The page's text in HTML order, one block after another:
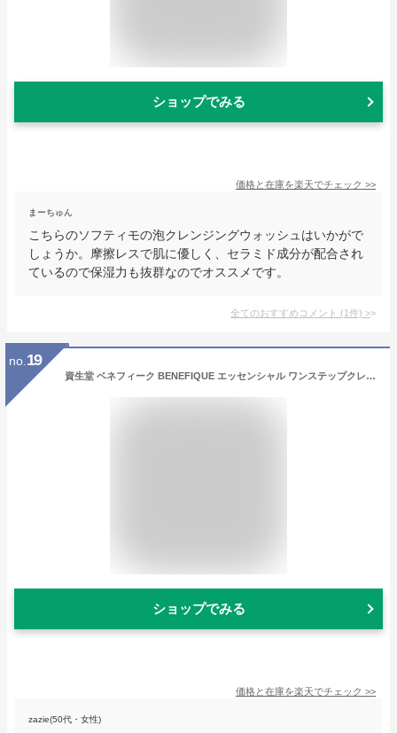
ショップでみる
価格と在庫を楽天でチェック >>
まーちゅん
こちらのソフティモの泡クレンジングウォッシュはいかがで
しょうか。摩擦レスで肌に優しく、セラミド成分が配合され
ているので保湿力も抜群なのでオススメです。
全てのおすすめコメント (1件) >
no. 19
資生堂 ベネフィーク BENEFIQUE エッセンシャル ワンステップクレンズ 本体(ポンプ付き)/詰め替え用(レフィル・詰替え) メイク落とし 洗顔料 W洗顔不要 毛穴 くすみ 乾燥 保湿 クッション泡 美容液仕上げ 時短 人気 おすすめ
ショップでみる
価格と在庫を楽天でチェック >>
zazie(50代・女性)